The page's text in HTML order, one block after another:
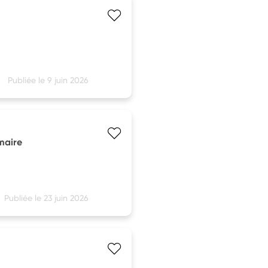
Publiée le 9 juin 2026
Publiée le 23 juin 2026